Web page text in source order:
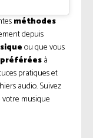
méthodes
depuis
ou que vous
à
pratiques et
audio. Suivez
musique